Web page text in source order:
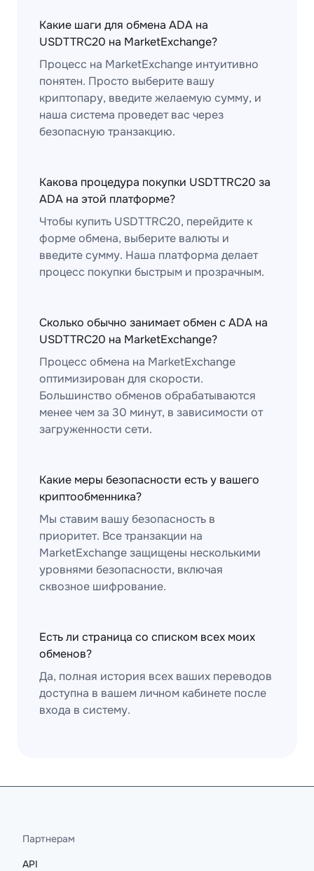
Какие шаги для обмена ADA на
USDTTRC20 на MarketExchange?
Процесс на MarketExchange интуитивно
понятен. Просто выберите вашу
криптопару, введите желаемую сумму, и
наша система проведет вас через
безопасную транзакцию.
Какова процедура покупки USDTTRC20 за
ADA на этой платформе?
Чтобы купить USDTTRC20, перейдите к
форме обмена, выберите валюты и
введите сумму. Наша платформа делает
процесс покупки быстрым и прозрачным.
Сколько обычно занимает обмен с ADA на
USDTTRC20 на MarketExchange?
Процесс обмена на MarketExchange
оптимизирован для скорости.
Большинство обменов обрабатываются
менее чем за 30 минут, в зависимости от
загруженности сети.
Какие меры безопасности есть у вашего
криптообменника?
Мы ставим вашу безопасность в
приоритет. Все транзакции на
MarketExchange защищены несколькими
уровнями безопасности, включая
сквозное шифрование.
Есть ли страница со списком всех моих
обменов?
Да, полная история всех ваших переводов
доступна в вашем личном кабинете после
входа в систему.
Партнерам
API